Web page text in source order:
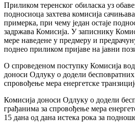
Приликом теренског обиласка уз
подносиоца захтева комисија
примерка, при чему један остаје
задржава Комисија. У записнику
мере наведене у предмеру и
поднео приликом пријаве на јавни
О спроведеном поступку Комисија
доноси Одлуку о додели бесповратних
спровођење мера енергетске
Комисија доноси Одлуку о додели
грађанима за спровођење мера
15 дана од дана истека рока за